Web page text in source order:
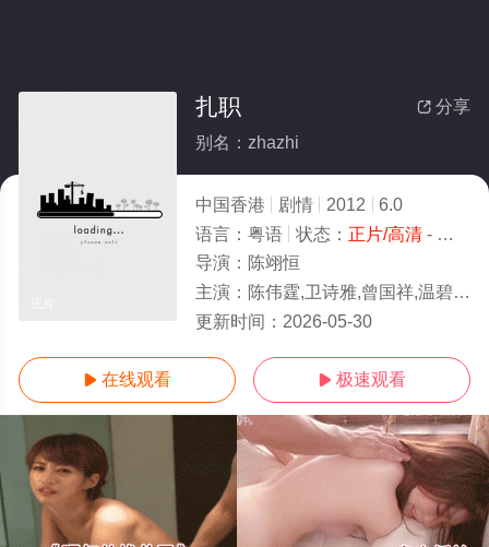
 分享
扎职
别名：zhazhi
中国香港 剧情 2012
6.0
语言： 粤语 状态： 正片/高清- 免费在线观看
导演： 陈翊恒
主演： 陈伟霆,卫诗雅,曾国祥,温碧霞,谭耀文,陈惠敏
更新时间： 2026-05-30
 在线观看  极速观看